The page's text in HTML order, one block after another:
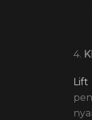
4.